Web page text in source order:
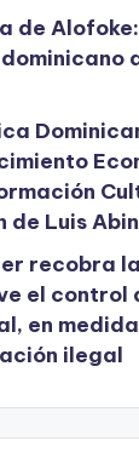
de
de Luis
recobra
el
en
ilegal